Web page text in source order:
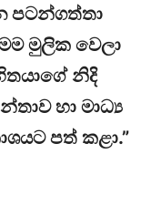
පටන්ගත්තා
මුලික වෙලා
නිදි
හා මාධ්‍ය
පත් කළා.”